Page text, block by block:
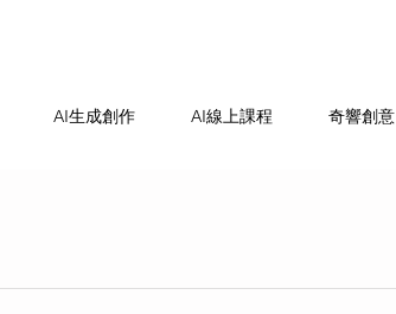
AI生成創作 AI線上課程 奇響創意